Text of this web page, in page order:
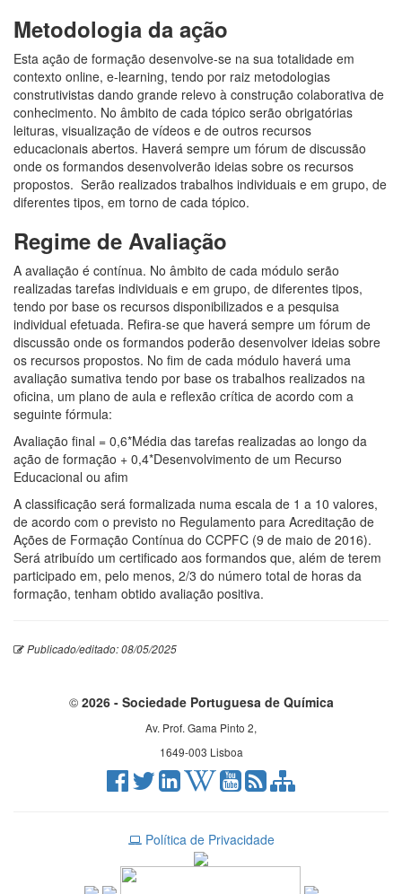
Metodologia da ação
Esta ação de formação desenvolve-se na sua totalidade em
contexto online, e-learning, tendo por raiz metodologias
construtivistas dando grande relevo à construção colaborativa de
conhecimento. No âmbito de cada tópico serão obrigatórias
leituras, visualização de vídeos e de outros recursos
educacionais abertos. Haverá sempre um fórum de discussão
onde os formandos desenvolverão ideias sobre os recursos
propostos. Serão realizados trabalhos individuais e em grupo, de
diferentes tipos, em torno de cada tópico.
Regime de Avaliação
A avaliação é contínua. No âmbito de cada módulo serão
realizadas tarefas individuais e em grupo, de diferentes tipos,
tendo por base os recursos disponibilizados e a pesquisa
individual efetuada. Refira-se que haverá sempre um fórum de
discussão onde os formandos poderão desenvolver ideias sobre
os recursos propostos. No fim de cada módulo haverá uma
avaliação sumativa tendo por base os trabalhos realizados na
oficina, um plano de aula e reflexão crítica de acordo com a
seguinte fórmula:
Avaliação final = 0,6*Média das tarefas realizadas ao longo da
ação de formação + 0,4*Desenvolvimento de um Recurso
Educacional ou afim
A classificação será formalizada numa escala de 1 a 10 valores,
de acordo com o previsto no Regulamento para Acreditação de
Ações de Formação Contínua do CCPFC (9 de maio de 2016).
Será atribuído um certificado aos formandos que, além de terem
participado em, pelo menos, 2/3 do número total de horas da
formação, tenham obtido avaliação positiva.
Publicado/editado: 08/05/2025
© 2026 - Sociedade Portuguesa de Química
Av. Prof. Gama Pinto 2,
1649-003 Lisboa
Política de Privacidade